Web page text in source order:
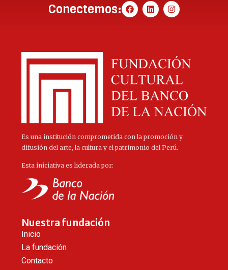
Conectemos:
Es una institución comprometida con la promoción y
difusión del arte, la cultura y el patrimonio del Perú.
Esta iniciativa es liderada por:
Nuestra fundación
Inicio
La fundación
Contacto